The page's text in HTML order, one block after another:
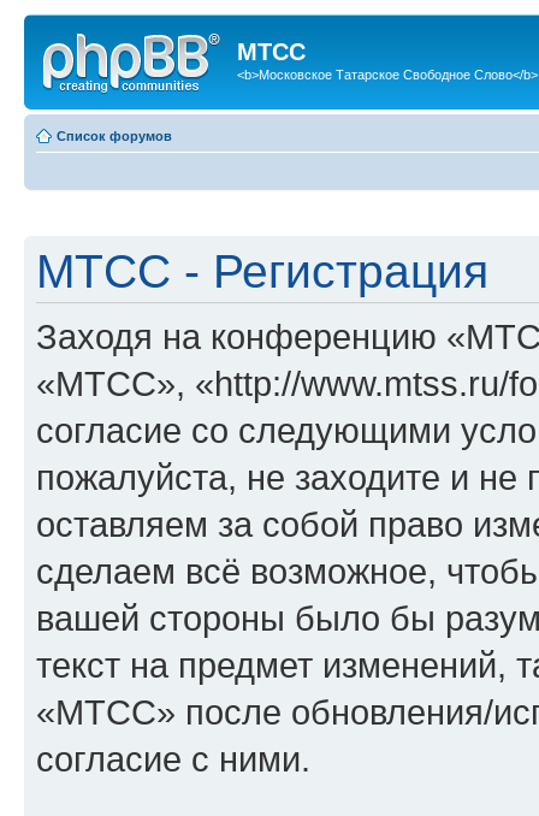
МТСС
<b>Московское Татарское Свободное Слово</b>
Список форумов
МТСС - Регистрация
Заходя на конференцию
«МТСС», «http://www.mtss.ru/
согласие со следующими
пожалуйста, не заходите и
оставляем за собой право
сделаем всё возможное,
вашей стороны было бы
текст на предмет изменений,
«МТСС» после обновления/
согласие с ними.